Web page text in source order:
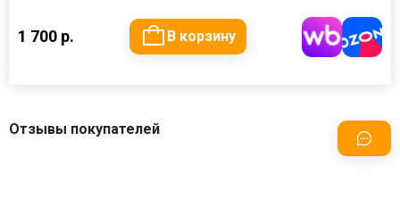
1 700 р. В корзину
Отзывы покупателей